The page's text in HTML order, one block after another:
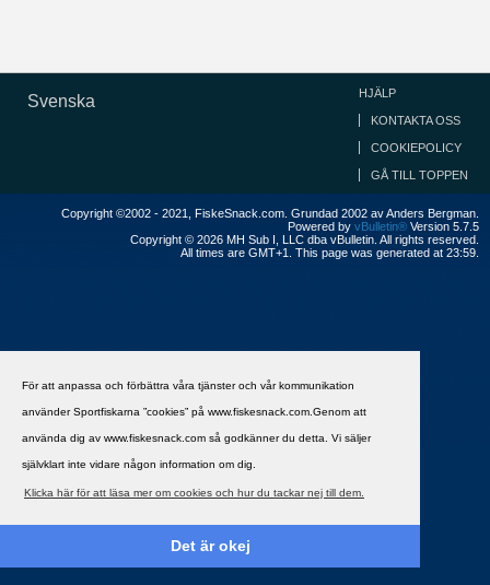
För att anpassa och förbättra våra tjänster och vår kommunikation
använder Sportfiskarna ”cookies” på www.fiskesnack.com.Genom att
använda dig av www.fiskesnack.com så godkänner du detta. Vi säljer
självklart inte vidare någon information om dig.
Klicka här för att läsa mer om cookies och hur du tackar nej till dem.
Det är okej
Svenska HJÄLP
KONTAKTA OSS
COOKIEPOLICY
GÅ TILL TOPPEN
Copyright ©2002 - 2021, FiskeSnack.com. Grundad 2002 av Anders Bergman.
Powered by vBulletin® Version 5.7.5
Copyright © 2026 MH Sub I, LLC dba vBulletin. All rights reserved.
All times are GMT+1. This page was generated at 23:59.